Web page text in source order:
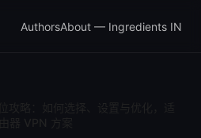
AuthorsAbout — Ingredients IN